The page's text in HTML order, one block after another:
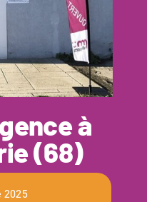
DEVIS
à
(68)
2025